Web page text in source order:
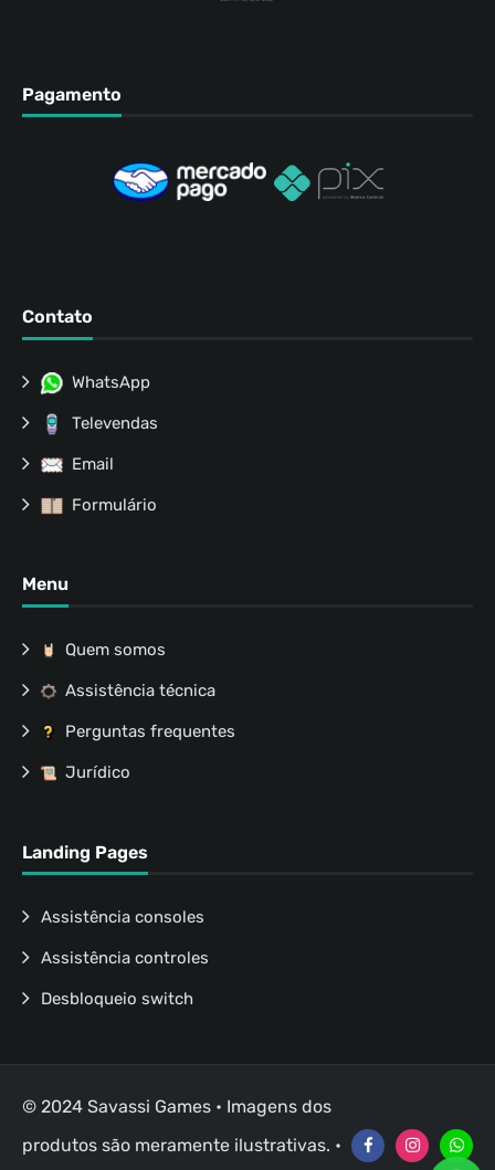
Pagamento
Contato
WhatsApp
Televendas
Email
Formulário
Menu
Quem somos
Assistência técnica
Perguntas frequentes
Jurídico
Landing Pages
Assistência consoles
Assistência controles
Desbloqueio switch
© 2024 Savassi Games • Imagens dos
produtos são meramente ilustrativas. •